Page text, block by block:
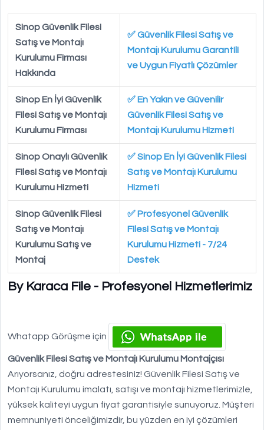
By Karaca File - Profesyonel Hizmetlerimiz
Sinop Güvenlik Filesi
Satış ve Montajı
Kurulumu Firması
Hakkında
✅ Güvenlik Filesi Satış ve
Montajı Kurulumu Garantili
ve Uygun Fiyatlı Çözümler
Sinop En İyi Güvenlik
Filesi Satış ve Montajı
Kurulumu Firması
✅ En Yakın ve Güvenilir
Güvenlik Filesi Satış ve
Montajı Kurulumu Hizmeti
Sinop Onaylı Güvenlik
Filesi Satış ve Montajı
Kurulumu Hizmeti
✅ Sinop En İyi Güvenlik Filesi
Satış ve Montajı Kurulumu
Hizmeti
Sinop Güvenlik Filesi
Satış ve Montajı
Kurulumu Satış ve
Montaj
✅ Profesyonel Güvenlik
Filesi Satış ve Montajı
Kurulumu Hizmeti - 7/24
Destek
Whatapp Görüşme için
Güvenlik Filesi Satış ve Montajı Kurulumu Montajçısı
Arıyorsanız, doğru adrestesiniz! Güvenlik Filesi Satış ve
Montajı Kurulumu imalatı, satışı ve montajı hizmetlerimizle,
yüksek kaliteyi uygun fiyat garantisiyle sunuyoruz. Müşteri
memnuniyeti önceliğimizdir, bu yüzden en iyi çözümleri